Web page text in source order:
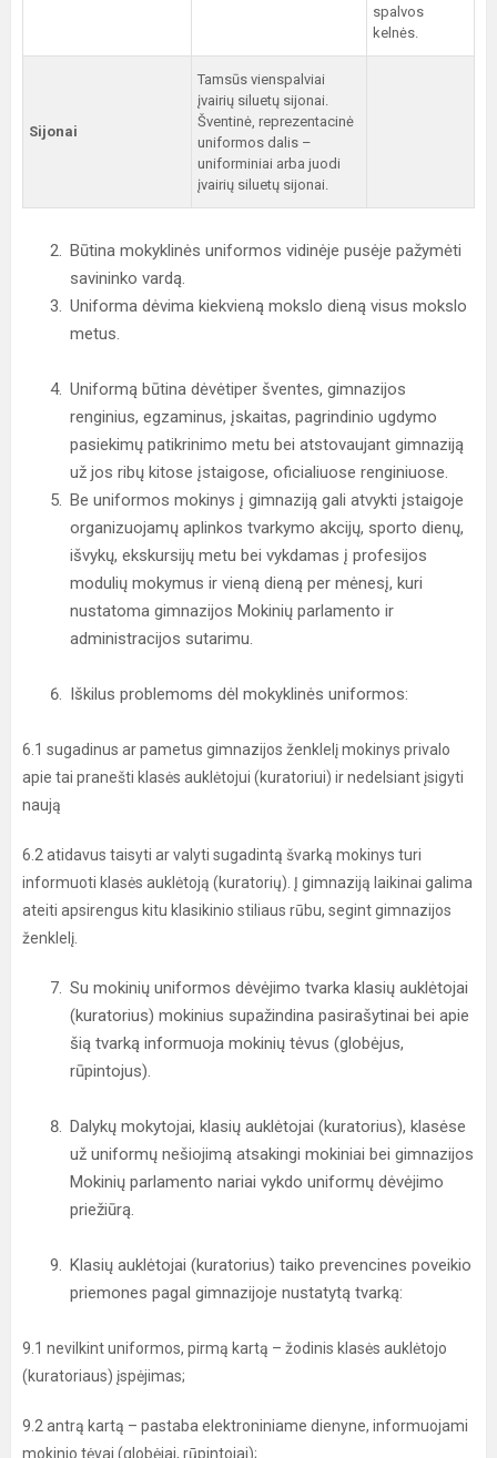
spalvos
kelnės.
Sijonai
Tamsūs vienspalviai
įvairių siluetų sijonai.
Šventinė, reprezentacinė
uniformos dalis –
uniforminiai arba juodi
įvairių siluetų sijonai.
Būtina mokyklinės uniformos vidinėje pusėje pažymėti
savininko vardą.
Uniforma dėvima kiekvieną mokslo dieną visus mokslo
metus.
Uniformą būtina dėvėtiper šventes, gimnazijos
renginius, egzaminus, įskaitas, pagrindinio ugdymo
pasiekimų patikrinimo metu bei atstovaujant gimnaziją
už jos ribų kitose įstaigose, oficialiuose renginiuose.
Be uniformos mokinys į gimnaziją gali atvykti įstaigoje
organizuojamų aplinkos tvarkymo akcijų, sporto dienų,
išvykų, ekskursijų metu bei vykdamas į profesijos
modulių mokymus ir vieną dieną per mėnesį, kuri
nustatoma gimnazijos Mokinių parlamento ir
administracijos sutarimu.
Iškilus problemoms dėl mokyklinės uniformos:
6.1 sugadinus ar pametus gimnazijos ženklelį mokinys privalo
apie tai pranešti klasės auklėtojui (kuratoriui) ir nedelsiant įsigyti
naują
6.2 atidavus taisyti ar valyti sugadintą švarką mokinys turi
informuoti klasės auklėtoją (kuratorių). Į gimnaziją laikinai galima
ateiti apsirengus kitu klasikinio stiliaus rūbu, segint gimnazijos
ženklelį.
Su mokinių uniformos dėvėjimo tvarka klasių auklėtojai
(kuratorius) mokinius supažindina pasirašytinai bei apie
šią tvarką informuoja mokinių tėvus (globėjus,
rūpintojus).
Dalykų mokytojai, klasių auklėtojai (kuratorius), klasėse
už uniformų nešiojimą atsakingi mokiniai bei gimnazijos
Mokinių parlamento nariai vykdo uniformų dėvėjimo
priežiūrą.
Klasių auklėtojai (kuratorius) taiko prevencines poveikio
priemones pagal gimnazijoje nustatytą tvarką:
9.1 nevilkint uniformos, pirmą kartą – žodinis klasės auklėtojo
(kuratoriaus) įspėjimas;
9.2 antrą kartą – pastaba elektroniniame dienyne, informuojami
mokinio tėvai (globėjai, rūpintojai);